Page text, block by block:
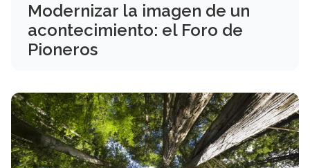
Modernizar la imagen de un
acontecimiento: el Foro de
Pioneros